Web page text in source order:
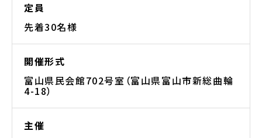
定員
先着30名様
開催形式
富山県民会館702号室（富山県富山市新総曲輪
4-18）
主催